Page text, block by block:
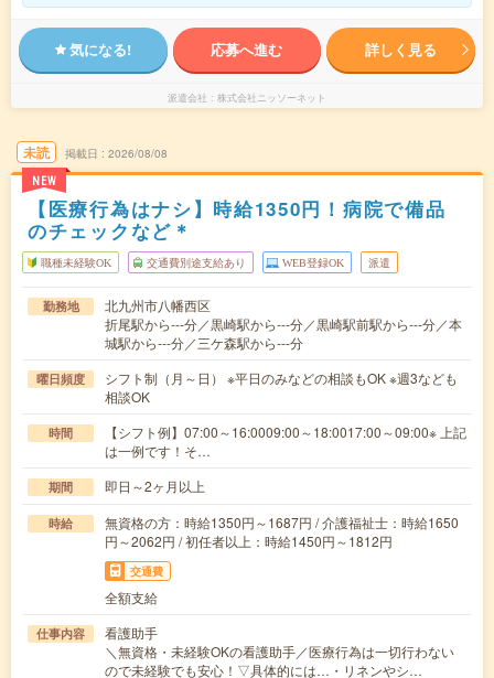
気になる! 応募へ進む 詳しく見る
派遣会社 株式会社ニッソーネット
未読
NEW
掲載日 2026/08/08
【医療行為はナシ】時給1350円！病院で備品
のチェックなど＊
職種未経験OK 交通費別途支給あり WEB登録OK 派遣
勤務地
北九州市八幡西区
折尾駅から---分／黒崎駅から---分／黒崎駅前駅から---分／本
城駅から---分／三ケ森駅から---分
曜日頻度
シフト制（月～日） ※平日のみなどの相談もOK ※週3なども
相談OK
時間
【シフト例】07:00～16:0009:00～18:0017:00～09:00※ 上記
は一例です！そ…
期間 即日～2ヶ月以上
時給
無資格の方：時給1350円～1687円 / 介護福祉士：時給1650
円～2062円 / 初任者以上：時給1450円～1812円
交通費
全額支給
仕事内容
看護助手
＼無資格・未経験OKの看護助手／医療行為は一切行わない
ので未経験でも安心！▽具体的には…・リネンやシ…